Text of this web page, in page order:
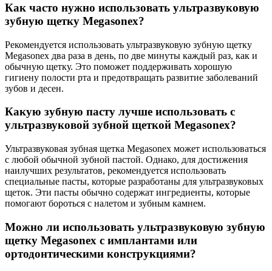
Как часто нужно использовать ультразвуковую
зубную щетку Megasonex?
Рекомендуется использовать ультразвуковую зубную щетку
Megasonex два раза в день, по две минуты каждый раз, как и
обычную щетку. Это поможет поддерживать хорошую
гигиену полости рта и предотвращать развитие заболеваний
зубов и десен.
Какую зубную пасту лучше использовать с
ультразвуковой зубной щеткой Megasonex?
Ультразвуковая зубная щетка Megasonex может использоваться
с любой обычной зубной пастой. Однако, для достижения
наилучших результатов, рекомендуется использовать
специальные пасты, которые разработаны для ультразвуковых
щеток. Эти пасты обычно содержат ингредиенты, которые
помогают бороться с налетом и зубным камнем.
Можно ли использовать ультразвуковую зубную
щетку Megasonex с имплантами или
ортодонтическими конструкциями?